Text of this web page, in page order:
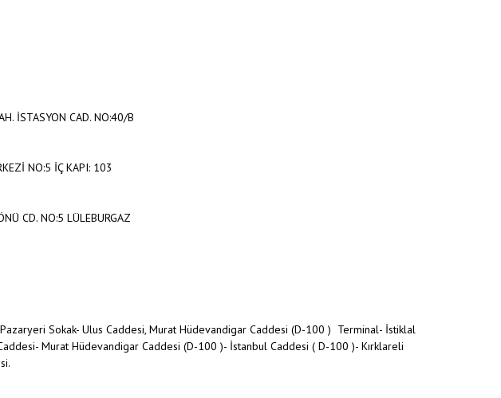
İSTASYON CAD. NO:40/B
NO:5 İÇ KAPI: 103
CD. NO:5 LÜLEBURGAZ
Sokak- Ulus Caddesi, Murat Hüdevandigar Caddesi (D-100 ) Terminal- İstiklal
Murat Hüdevandigar Caddesi (D-100 )- İstanbul Caddesi ( D-100 )- Kırklareli